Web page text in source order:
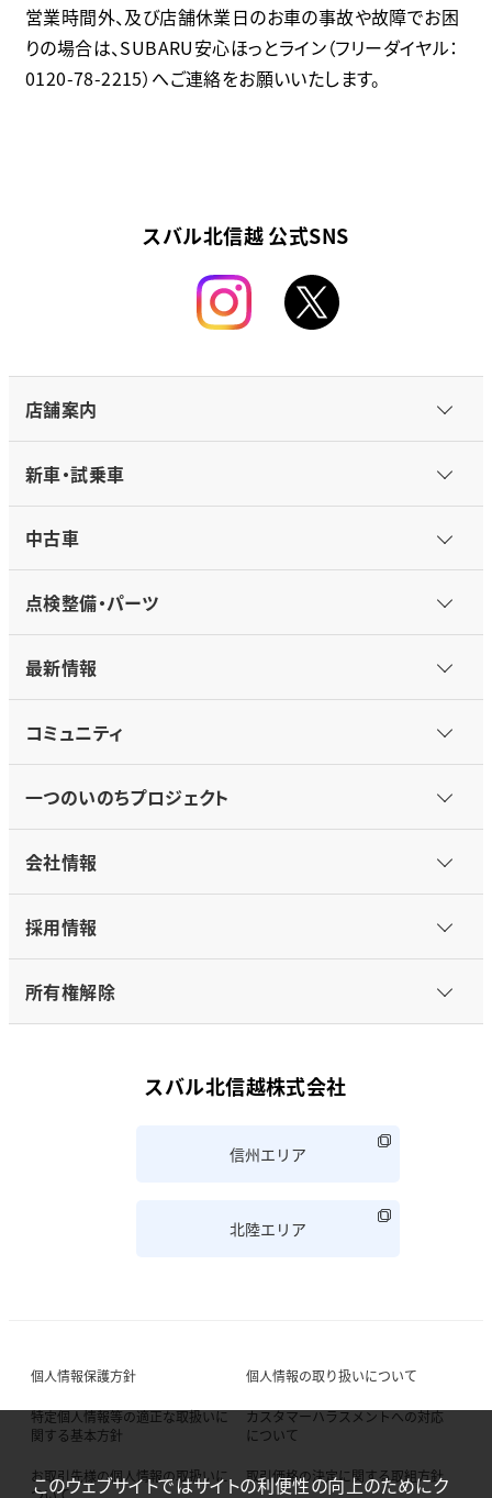
営業時間外、及び店舗休業日のお車の事故や故障でお困
りの場合は、SUBARU安心ほっとライン（フリーダイヤル：
0120-78-2215）へご連絡をお願いいたします。
スバル北信越 公式SNS
店舗案内
新車・試乗車
中古車
点検整備・パーツ
最新情報
コミュニティ
一つのいのちプロジェクト
会社情報
採用情報
所有権解除
スバル北信越株式会社
信州エリア
北陸エリア
個人情報保護方針 個人情報の取り扱いについて
特定個人情報等の適正な取扱いに
関する基本方針
カスタマーハラスメントへの対応
について
お取引先様の個人情報の取扱いに
取引価格の決定に関する取組方針
このウェブサイトではサイトの利便性の向上のためにク